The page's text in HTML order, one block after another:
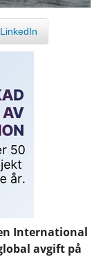
LinkedIn
International
avgift på